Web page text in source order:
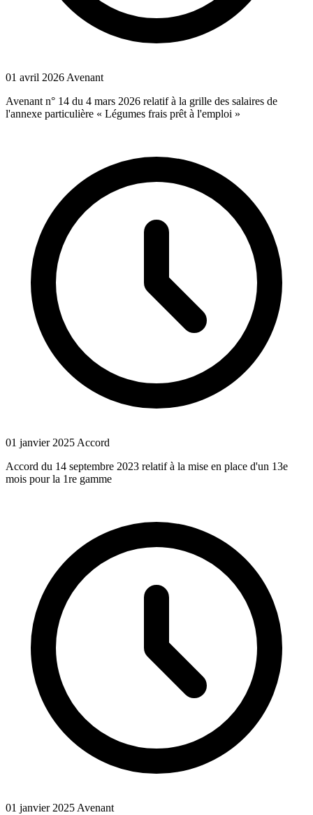
01 avril 2026 Avenant
Avenant n° 14 du 4 mars 2026 relatif à la grille des salaires de
l'annexe particulière « Légumes frais prêt à l'emploi »
01 janvier 2025 Accord
Accord du 14 septembre 2023 relatif à la mise en place d'un 13e
mois pour la 1re gamme
01 janvier 2025 Avenant